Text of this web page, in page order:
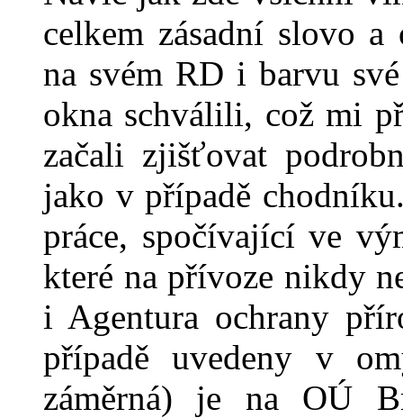
celkem zásadní slovo a
na svém RD i barvu
okna schválili, což mi
začali zjišťovat
jako v případě
práce, spočívající ve
které na přívoze nikdy
i Agentura ochrany
případě uvedeny v
záměrná) je na OÚ